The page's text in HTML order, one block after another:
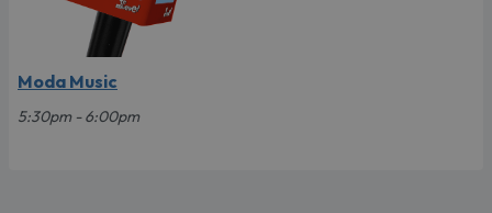
Moda Music
5:30pm - 6:00pm